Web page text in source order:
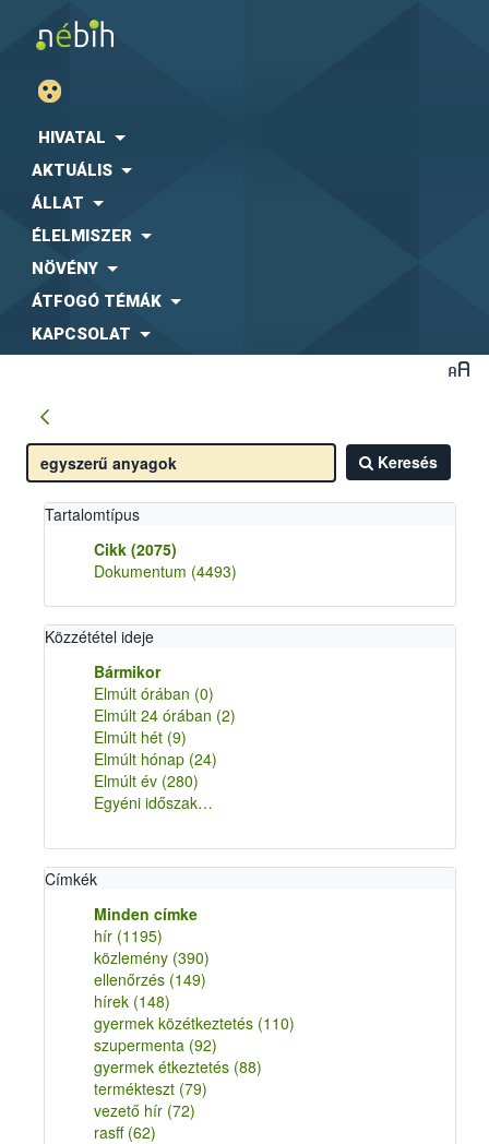
HIVATAL
AKTUÁLIS
ÁLLAT
ÉLELMISZER
NÖVÉNY
ÁTFOGÓ TÉMÁK
KAPCSOLAT
Keresés
Tartalomtípus
Cikk (2075)
Dokumentum (4493)
Közzététel ideje
Bármikor
Elmúlt órában (0)
Elmúlt 24 órában (2)
Elmúlt hét (9)
Elmúlt hónap (24)
Elmúlt év (280)
Egyéni időszak…
Címkék
Minden címke
hír (1195)
közlemény (390)
ellenőrzés (149)
hírek (148)
gyermek közétkeztetés (110)
szupermenta (92)
gyermek étkeztetés (88)
termékteszt (79)
vezető hír (72)
rasff (62)